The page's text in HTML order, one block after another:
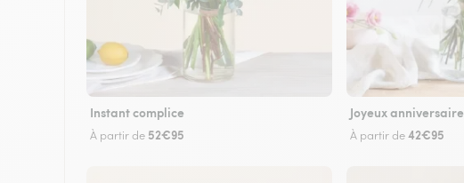
Instant complice
À partir de 52€95
Joyeux anniversaire
À partir de42€95